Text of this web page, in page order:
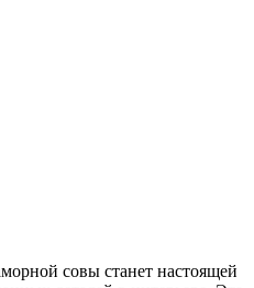
совы станет настоящей